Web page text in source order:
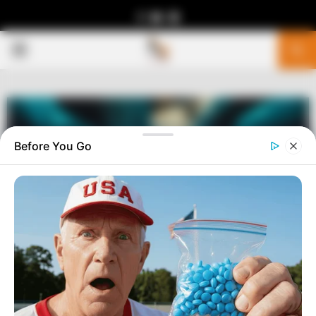
MENU
Before You Go